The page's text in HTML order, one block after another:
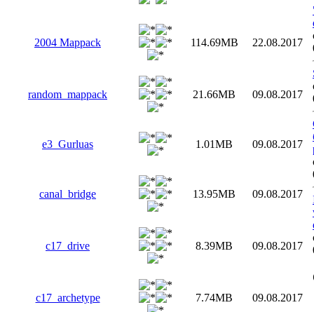
2004 Mappack 114.69MB 22.08.2017
random_mappack 21.66MB 09.08.2017
e3_Gurluas 1.01MB 09.08.2017
canal_bridge 13.95MB 09.08.2017
c17_drive 8.39MB 09.08.2017
c17_archetype 7.74MB 09.08.2017